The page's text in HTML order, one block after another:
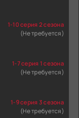
1-10 серия 2 сезона
(Не требуется)
1-7 серия 1 сезона
(Не требуется)
1-9 серия 3 сезона
(Не требуется)